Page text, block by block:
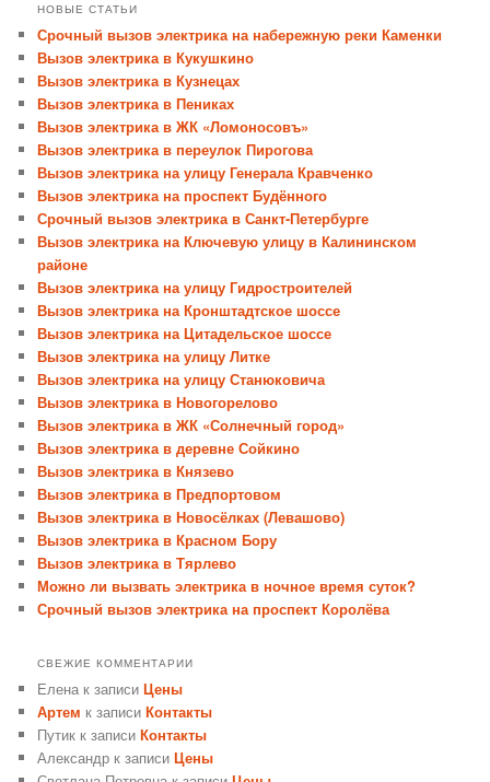
НОВЫЕ СТАТЬИ
Срочный вызов электрика на набережную реки Каменки
Вызов электрика в Кукушкино
Вызов электрика в Кузнецах
Вызов электрика в Пениках
Вызов электрика в ЖК «Ломоносовъ»
Вызов электрика в переулок Пирогова
Вызов электрика на улицу Генерала Кравченко
Вызов электрика на проспект Будённого
Срочный вызов электрика в Санкт-Петербурге
Вызов электрика на Ключевую улицу в Калининском
районе
Вызов электрика на улицу Гидростроителей
Вызов электрика на Кронштадтское шоссе
Вызов электрика на Цитадельское шоссе
Вызов электрика на улицу Литке
Вызов электрика на улицу Станюковича
Вызов электрика в Новогорелово
Вызов электрика в ЖК «Солнечный город»
Вызов электрика в деревне Сойкино
Вызов электрика в Князево
Вызов электрика в Предпортовом
Вызов электрика в Новосёлках (Левашово)
Вызов электрика в Красном Бору
Вызов электрика в Тярлево
Можно ли вызвать электрика в ночное время суток?
Срочный вызов электрика на проспект Королёва
СВЕЖИЕ КОММЕНТАРИИ
Елена к записиЦены
Артем к записиКонтакты
Путик к записиКонтакты
Александр к записиЦены